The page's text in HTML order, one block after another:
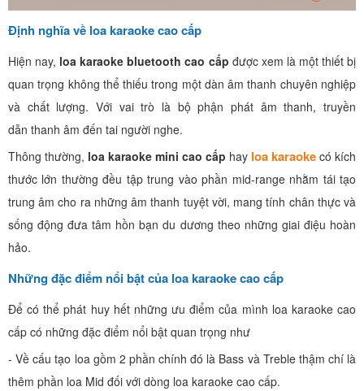
Định nghĩa về loa karaoke cao cấp
Hiện nay, loa karaoke bluetooth cao cấp được xem là một thiết bị
quan trọng không thể thiếu trong một dàn âm thanh chuyên nghiệp
và chất lượng. Với vai trò là bộ phận phát âm thanh, truyền
dẫn thanh âm đến tai người nghe.
Thông thường, loa karaoke mini cao cấp hay loa karaoke có kích
thước lớn thường đều tập trung vào phần mid-range nhằm tái tạo
trung âm cho ra những âm thanh tuyệt vời, mang tính chân thực và
sống động đưa tâm hồn bạn du dương theo những giai điệu hoàn
hảo.
Những đặc điểm nổi bật của loa karaoke cao cấp
Để có thể phát huy hết những ưu điểm của mình loa karaoke cao
cấp có những đặc điểm nổi bật quan trọng như
- Về cấu tạo loa gồm 2 phần chính đó là Bass và Treble thậm chí là
thêm phần loa Mid đối với dòng loa karaoke cao cấp.